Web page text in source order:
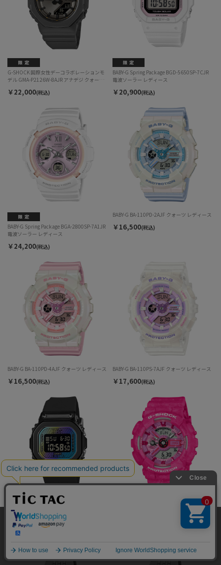
G-SHOCK 国際女性デーコラボレーションモ
デル GMA-P2126W-8AJR アナデジ クォーツ
￥22,000(税込)
BABY-G Spring Package BGD-5650SP-7CJR
電波ソーラー レディース
￥20,900(税込)
BABY-G Spring Package BGA-2800SP-7A1JR
電波ソーラー レディース
￥24,200(税込)
BABY-G BA-110PD-2AJF クォーツ レディース
￥16,500(税込)
BABY-G BA-110PD-4AJF クォーツ レディース
￥16,500(税込)
BABY-G BA-110PS-7AJF クォーツ レディース
￥17,600(税込)
G-SHOCK XG コラボレーションモデル GM-
S5600XG-1JR クォーツ レディース
￥36,300
G-SHOCK XG コラボレーションモデル GMA-
S110XG-4AJR クォーツ レディース
当サイトではサイトの利便性向上のため、クッキ
ー(cookie)を利用しています。サイトのクッキー
ー」をお読みください。